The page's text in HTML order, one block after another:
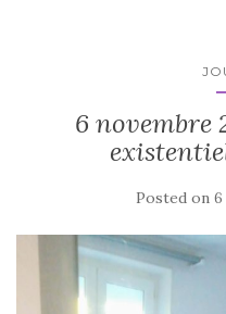
6 novembre
Posted on 6